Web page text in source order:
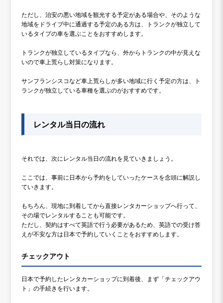
ただし、治安の悪い地域を観光する予定がある場合や、そのような
地域をドライブ中に通過する予定のある方は、トランクが独立して
いるタイプの車を選ぶことをおすすめします。
トランクが独立しているタイプなら、外からトランクの中が見えな
いので車上荒らし対策になります。
サンフランシスコなど車上荒らしが多い地域に行く予定の方は、ト
ランクが独立している車種を選ぶのがおすすめです。
レンタル当日の流れ
それでは、次にレンタル当日の流れを見ていきましょう。
ここでは、事前に日本から予約をしていったケースを念頭に解説し
ていきます。
もちろん、現地に到着してから直接レンタカーショップへ行って、
その場でレンタルすることも可能です。
ただし、契約はすべて英語で行う必要があるため、英語での受け答
えが不安な方は日本で予約していくことをおすすめします。
チェックアウト
日本で予約したレンタカーショップに到着後、まず「チェックアウ
ト」の手続きを行います。